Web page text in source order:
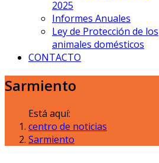
2025
Informes Anuales
Ley de Protección de los
animales domésticos
CONTACTO
Sarmiento
Está aquí:
centro de noticias
Sarmiento